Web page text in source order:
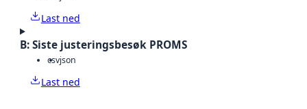
Last ned
B: Siste justeringsbesøk PROMS
csvjson
Last ned